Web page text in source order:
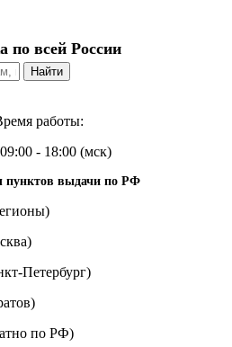
по всей России
работы:
- 18:00 (мск)
пунктов выдачи по РФ
Петербург)
по РФ)